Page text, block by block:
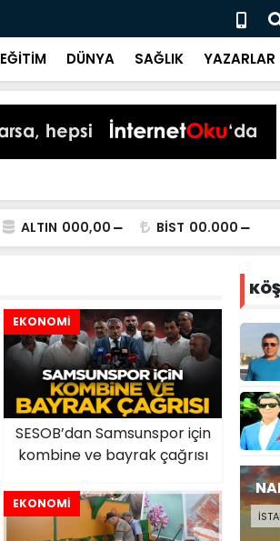
Başkan
EĞİTİM DÜNYA SAĞLIK YAZARLAR
ALTIN 000,00 BİST 00.000
EKONOMİ
SESOB’dan Samsunspor için
kombine ve bayrak çağrısı
EKONOMİ